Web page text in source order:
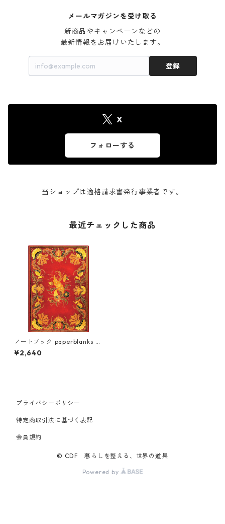
メールマガジンを受け取る
新商品やキャンペーンなどの
最新情報をお届けいたします。
登録
X
フォローする
当ショップは適格請求書発行事業者です。
最近チェックした商品
ノートブック paperblanks ペ
ーパーブランクス MIDI ハード
カバー 罫線 フィアンメッタ
¥2,640
プライバシーポリシー
特定商取引法に基づく表記
会員規約
© CDF 暮らしを整える、世界の道具
Powered by